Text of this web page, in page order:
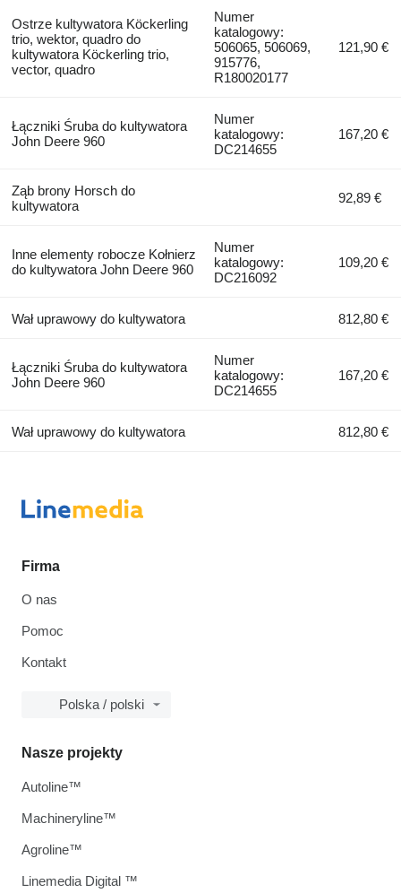
Ostrze kultywatora Köckerling
trio, wektor, quadro do
kultywatora Köckerling trio,
vector, quadro
Numer
katalogowy:
506065, 506069,
915776,
R180020177
121,90 €
Łączniki Śruba do kultywatora
John Deere 960
Numer
katalogowy:
DC214655
167,20 €
Ząb brony Horsch do
kultywatora
92,89 €
Inne elementy robocze Kołnierz
do kultywatora John Deere 960
Numer
katalogowy:
DC216092
109,20 €
Wał uprawowy do kultywatora 812,80 €
Łączniki Śruba do kultywatora
John Deere 960
Numer
katalogowy:
DC214655
167,20 €
Wał uprawowy do kultywatora 812,80 €
Firma
O nas
Pomoc
Kontakt
Polska / polski
Nasze projekty
Autoline™
Machineryline™
Agroline™
Linemedia Digital ™